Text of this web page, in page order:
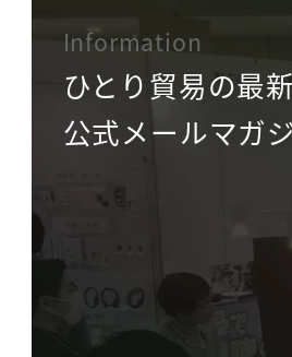
Information
ひとり貿易の最
公式メールマガ